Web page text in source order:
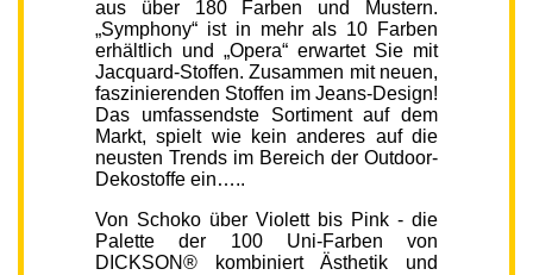
aus über 180 Farben und Mustern.
„Symphony“ ist in mehr als 10 Farben
erhältlich und „Opera“ erwartet Sie mit
Jacquard-Stoffen. Zusammen mit neuen,
faszinierenden Stoffen im Jeans-Design!
Das umfassendste Sortiment auf dem
Markt, spielt wie kein anderes auf die
neusten Trends im Bereich der Outdoor-
Dekostoffe ein…..
Von Schoko über Violett bis Pink - die
Palette der 100 Uni-Farben von
DICKSON® kombiniert Ästhetik und